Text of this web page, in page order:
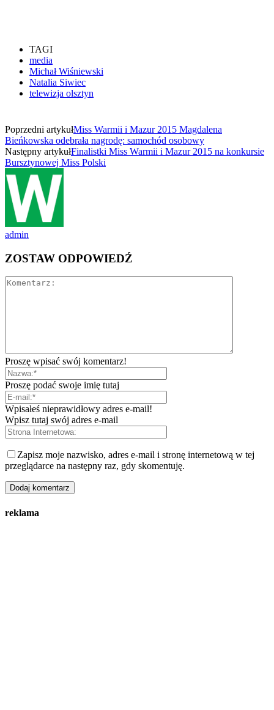
TAGI
media
Michał Wiśniewski
Natalia Siwiec
telewizja olsztyn
Poprzedni artykułMiss Warmii i Mazur 2015 Magdalena
Bieńkowska odebrała nagrodę: samochód osobowy
Następny artykułFinalistki Miss Warmii i Mazur 2015 na konkursie
Bursztynowej Miss Polski
admin
ZOSTAW ODPOWIEDŹ
Proszę wpisać swój komentarz!
Proszę podać swoje imię tutaj
Wpisałeś nieprawidłowy adres e-mail!
Wpisz tutaj swój adres e-mail
Zapisz moje nazwisko, adres e-mail i stronę internetową w tej
przeglądarce na następny raz, gdy skomentuję.
reklama